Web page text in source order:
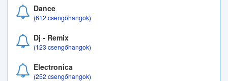
Dance
(612 csengőhangok)
Dj - Remix
(123 csengőhangok)
Electronica
(252 csengőhangok)